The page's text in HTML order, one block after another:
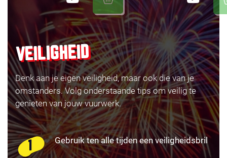
VEILIGHEID
Denk aan je eigen veiligheid, maar ook die van je
omstanders. Volg onderstaande tips om veilig te
genieten van jouw vuurwerk.
Gebruik ten alle tijden een veiligheidsbril